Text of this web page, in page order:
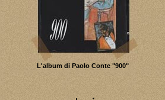
L'album di Paolo Conte "900"